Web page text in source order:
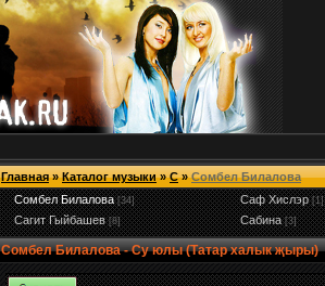
Главная»Каталог музыки»С» Сомбел Билалова
Сомбел Билалова [34] Саф Хислэр [1]
Сагит Гыйбашев [8] Сабина [3]
Сомбел Билалова - Су юлы (Татар халык җыры)